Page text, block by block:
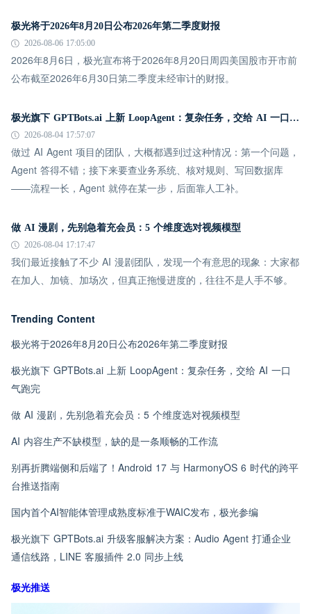
极光将于2026年8月20日公布2026年第二季度财报
2026-08-06 17:05:00
2026年8月6日，极光宣布将于2026年8月20日周四美国股市开市前
公布截至2026年6月30日第二季度未经审计的财报。
极光旗下 GPTBots.ai 上新 LoopAgent：复杂任务，交给 AI 一口气跑完
2026-08-04 17:57:07
做过 AI Agent 项目的团队，大概都遇到过这种情况：第一个问题，
Agent 答得不错；接下来要查业务系统、核对规则、写回数据库
——流程一长，Agent 就停在某一步，后面靠人工补。
做 AI 漫剧，先别急着充会员：5 个维度选对视频模型
2026-08-04 17:17:47
我们最近接触了不少 AI 漫剧团队，发现一个有意思的现象：大家都
在加人、加镜、加场次，但真正拖慢进度的，往往不是人手不够。
Trending Content
极光将于2026年8月20日公布2026年第二季度财报
极光旗下 GPTBots.ai 上新 LoopAgent：复杂任务，交给 AI 一口
气跑完
做 AI 漫剧，先别急着充会员：5 个维度选对视频模型
AI 内容生产不缺模型，缺的是一条顺畅的工作流
别再折腾端侧和后端了！Android 17 与 HarmonyOS 6 时代的跨平
台推送指南
国内首个AI智能体管理成熟度标准于WAIC发布，极光参编
极光旗下 GPTBots.ai 升级客服解决方案：Audio Agent 打通企业
通信线路，LINE 客服插件 2.0 同步上线
极光推送